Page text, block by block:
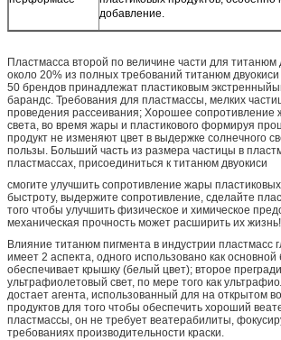
добавление.
Пластмасса второй по величине части для титанюм
около 20% из полных требований титанюм
50 брендов принадлежат пластиковым
барандс. Требования для пластмассы, мелких
проведения рассеивания; Хорошее сопротивление
света, во время жары и пластикового формируя
продукт не изменяют цвет в выдержке солнечного
пользы. Больший часть из размера частицы в
пластмассах, присоединиться к титанюм двуокиси
смогите улучшить сопротивление жары
быстроту, выдержите сопротивление, сделайте
того чтобы улучшить физическое и химическое
механическая прочность может расширить их жизнь!
Влияние титанюм пигмента в индустрии пластмасс
имеет 2 аспекта, одного использовано как основной
обеспечивает крышку (белый цвет); второе
ультрафиолетовый свет, по мере того как
достает агента, использованный для на открытом
продуктов для того чтобы обеспечить хороший
пластмассы, он не требует веатерабилиты,
требованиях производительности краски.